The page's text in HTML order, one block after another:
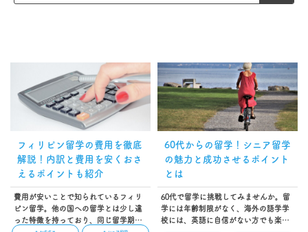
フィリピン留学の費用を徹底
解説！内訳と費用を安くおさ
えるポイントも紹介
費用が安いことで知られているフィリ
ピン留学。他の国への留学とは少し違
った特徴を持っており、同じ留学期間
60代からの留学！シニア留学
の魅力と成功させるポイント
とは
60代で留学に挑戦してみませんか。留
学には年齢制限がなく、海外の語学学
校には、英語に自信がない方でも楽し